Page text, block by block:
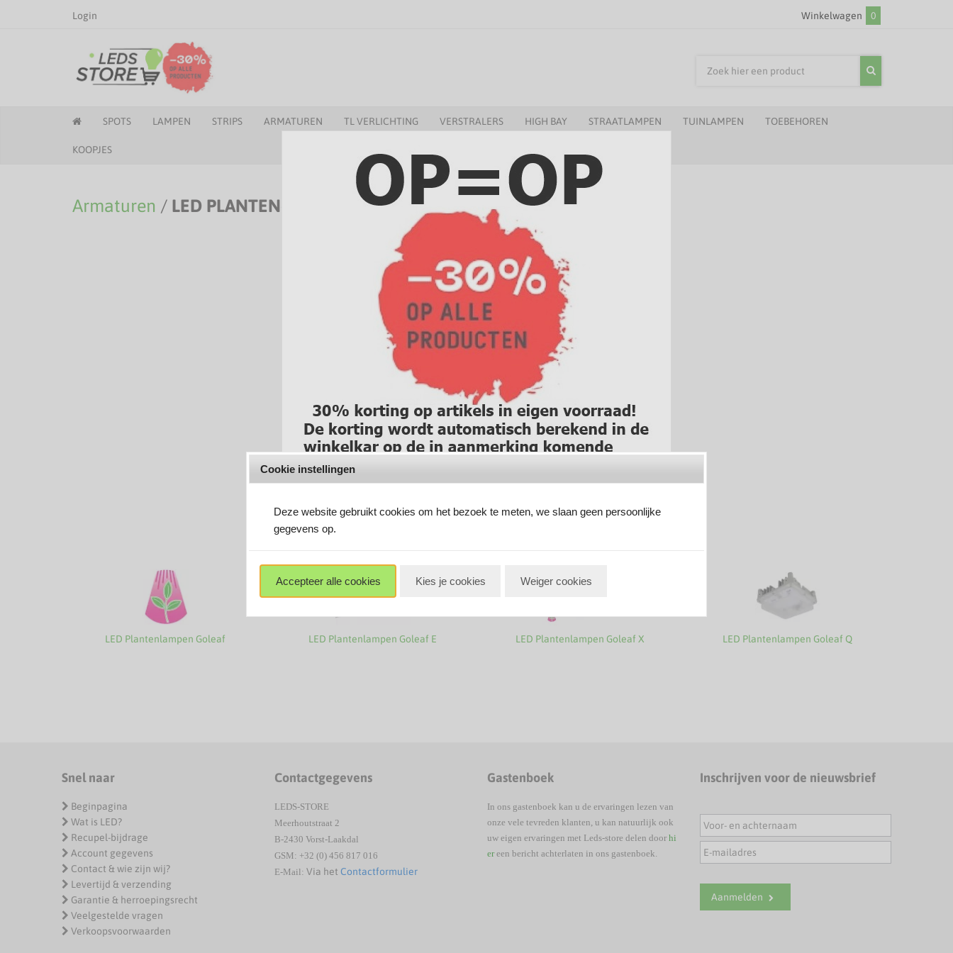
Login Winkelwagen 0
SPOTS LAMPEN STRIPS ARMATUREN TL VERLICHTING VERSTRALERS HIGH BAY STRAATLAMPEN TUINLAMPEN TOEBEHOREN
KOOPJES
Armaturen / LED PLANTEN- GROEILAMPEN
LED Plantenlampen Goleaf LED Plantenlampen Goleaf E LED Plantenlampen Goleaf X LED Plantenlampen Goleaf Q
Snel naar
Beginpagina
Wat is LED?
Recupel-bijdrage
Account gegevens
Contact & wie zijn wij?
Levertijd & verzending
Garantie & herroepingsrecht
Veelgestelde vragen
Verkoopsvoorwaarden
Contactgegevens
LEDS-STORE
Meerhoutstraat 2
B-2430 Vorst-Laakdal
GSM: +32 (0) 456 817 016
E-Mail: Via het Contactformulier
Gastenboek
In ons gastenboek kan u de ervaringen lezen van
onze vele tevreden klanten, u kan natuurlijk ook
uw eigen ervaringen met Leds-store delen door hi
ereen bericht achterlaten in ons gastenboek.
Inschrijven voor de nieuwsbrief
Aanmelden
Klik hier om verder te gaan
Cookie instellingen
Deze website gebruikt cookies om het bezoek te meten, we slaan geen persoonlijke
gegevens op.
Accepteer alle cookies Kies je cookies Weiger cookies